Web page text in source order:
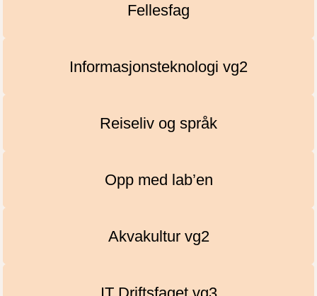
Fellesfag
Informasjonsteknologi vg2
Reiseliv og språk
Opp med lab’en
Akvakultur vg2
IT Driftsfaget vg3